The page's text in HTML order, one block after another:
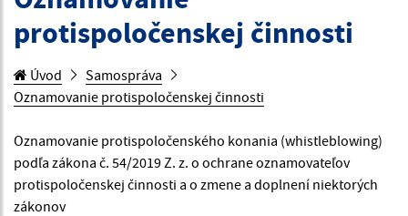
protispoločenskej činnosti
Úvod
Samospráva
Oznamovanie protispoločenskej činnosti
Oznamovanie protispoločenského konania (whistleblowing)
podľa zákona č. 54/2019 Z. z. o ochrane oznamovateľov
protispoločenskej činnosti a o zmene a doplnení niektorých
zákonov